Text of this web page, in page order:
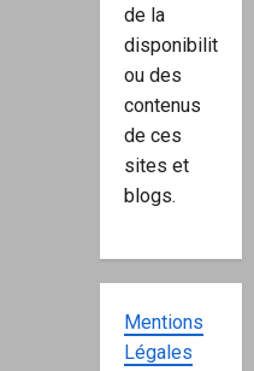
de la
disponibilité
ou des
contenus
de ces
sites et
blogs.
Mentions
Légales